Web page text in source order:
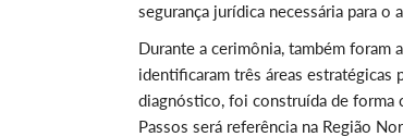
segurança jurídica necessária para o
Durante a cerimônia, também foram
identificaram três áreas
diagnóstico, foi construída de forma
Passos será referência na Região